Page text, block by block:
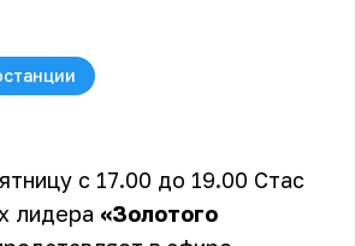
с 17.00 до 19.00 Стас
лидера «Золотого